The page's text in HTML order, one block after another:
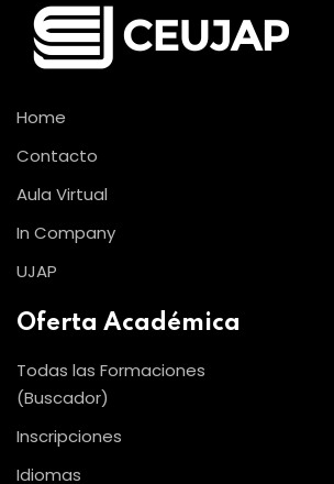
Home
Contacto
Aula Virtual
In Company
UJAP
Oferta Académica
Todas las Formaciones
(Buscador)
Inscripciones
Idiomas